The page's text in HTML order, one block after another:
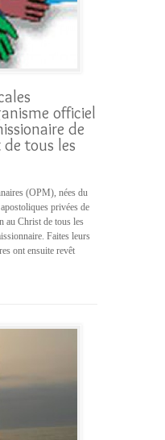
officiel
de
de tous les
(OPM), nées du
privées de
au Christ de tous les
Faites leurs
ont ensuite revêt